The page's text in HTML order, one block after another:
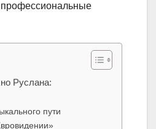
профессиональные
Руслана:
пути